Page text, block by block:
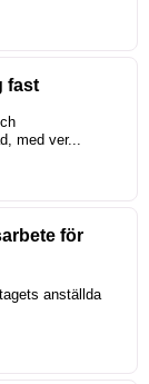
fast
med ver...
för
anställda